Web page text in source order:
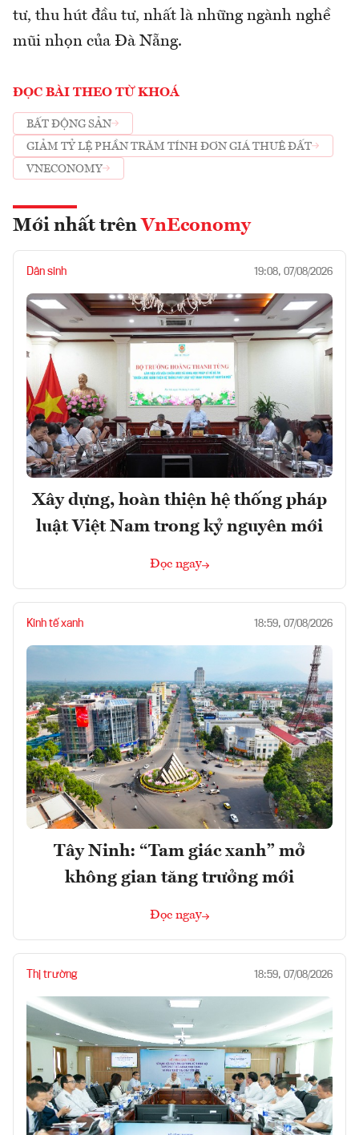
tư, thu hút đầu tư, nhất là những ngành nghề
mũi nhọn của Đà Nẵng.
ĐỌC BÀI THEO TỪ KHOÁ
BẤT ĐỘNG SẢN
GIẢM TỶ LỆ PHẦN TRĂM TÍNH ĐƠN GIÁ THUÊ ĐẤT
VNECONOMY
Mới nhất trên VnEconomy
Dân sinh 19:08, 07/08/2026
Xây dựng, hoàn thiện hệ thống pháp
luật Việt Nam trong kỷ nguyên mới
Đọc ngay
Kinh tế xanh 18:59, 07/08/2026
Tây Ninh: “Tam giác xanh” mở
không gian tăng trưởng mới
Đọc ngay
Thị trường 18:59, 07/08/2026